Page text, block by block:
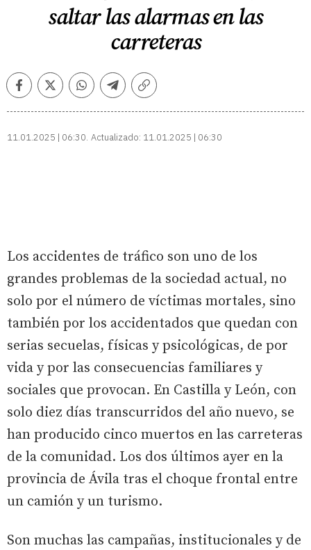
saltar las alarmas en las
carreteras
FacebookTwitterWhatsappTelegramCopiar
11.01.2025 | 06:30 Actualizado: 11.01.2025 | 06:30
Los accidentes de tráfico son uno de los
grandes problemas de la sociedad actual, no
solo por el número de víctimas mortales, sino
también por los accidentados que quedan con
serias secuelas, físicas y psicológicas, de por
vida y por las consecuencias familiares y
sociales que provocan. En Castilla y León, con
solo diez días transcurridos del año nuevo, se
han producido cinco muertos en las carreteras
de la comunidad. Los dos últimos ayer en la
provincia de Ávila tras el choque frontal entre
un camión y un turismo.
Son muchas las campañas, institucionales y de